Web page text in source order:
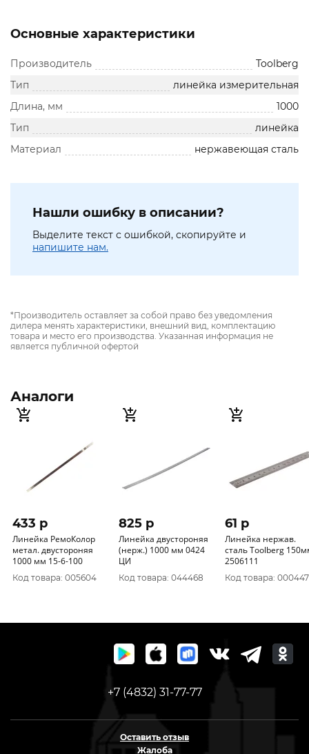
Основные характеристики
Производитель
Toolberg
Тип
линейка измерительная
Длина, мм
1000
Тип
линейка
Материал
нержавеющая сталь
Нашли ошибку в описании?
Выделите текст с ошибкой, скопируйте и
напишите нам.
*Производитель оставляет за собой право без уведомления
дилера менять характеристики, внешний вид, комплектацию
товара и место его производства. Указанная информация не
является публичной офертой
Аналоги
433 p
Линейка РемоКолор
метал. двустороняя
1000 мм 15-6-100
Код товара: 005604
825 p
Линейка двустороняя
(нерж.) 1000 мм 0424
ЦИ
Код товара: 044468
61 p
Линейка нержав.
сталь Toolberg
2506111
Код товара: 000447
+7 (4832) 31-77-77
Оставить отзыв
Жалоба